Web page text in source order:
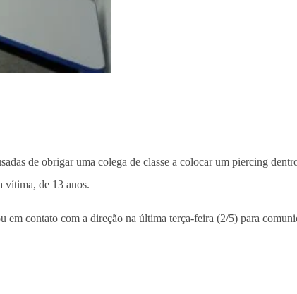
de obrigar uma colega de classe a colocar um piercing
vítima, de 13 anos.
contato com a direção na última terça-feira (2/5) para